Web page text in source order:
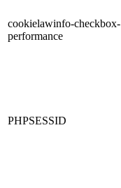
cookielawinfo-checkbox-
performance
PHPSESSID